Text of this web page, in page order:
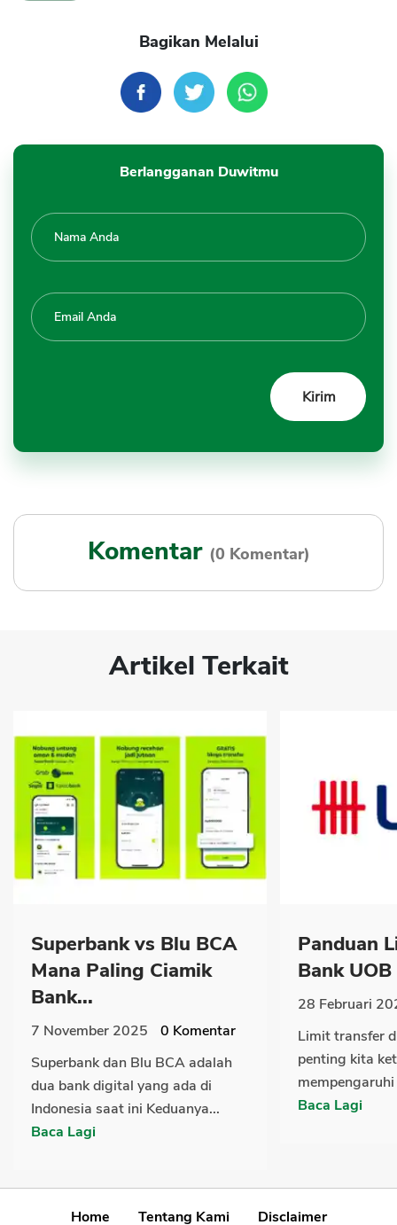
Bagikan Melalui
Berlangganan Duwitmu
Komentar (0 Komentar)
Artikel Terkait
Superbank vs Blu BCA
Mana Paling Ciamik
Bank...
7 November 2025 0 Komentar
Superbank dan Blu BCA adalah
dua bank digital yang ada di
Indonesia saat ini Keduanya...
Baca Lagi
Panduan
Bank
28 Februari
Limit transfer
penting kita
Baca Lagi
Home Tentang Kami Disclaimer